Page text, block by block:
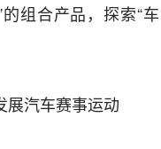
组合产品，探索“
展汽车赛事运动